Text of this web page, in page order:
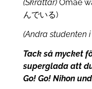
(Skrattar)Omae
んでいる)
(Andra studenten
Tack så mycket
superglada att
Go! Go! Nihon